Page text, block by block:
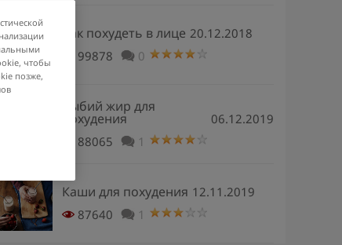
Как похудеть в лице 20.12.2018
99878
0
Рыбий жир для
похудения
06.12.2019
88065
1
Каши для похудения 12.11.2019
87640
1
чтобы
позже,